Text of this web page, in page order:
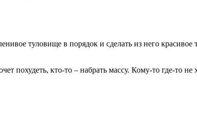
туловище в порядок и сделать из него красивое
похудеть, кто-то – набрать массу. Кому-то где-то